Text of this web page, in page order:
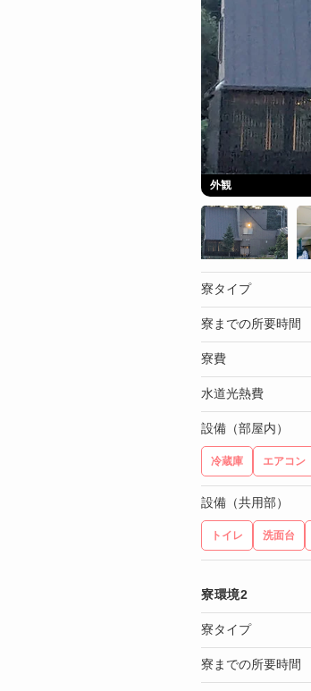
外観
寮タイプ
寮までの所要時間
寮費
水道光熱費
設備（部屋内）
冷蔵庫 エアコン
設備（共用部）
トイレ 洗面台
寮環境2
寮タイプ
寮までの所要時間